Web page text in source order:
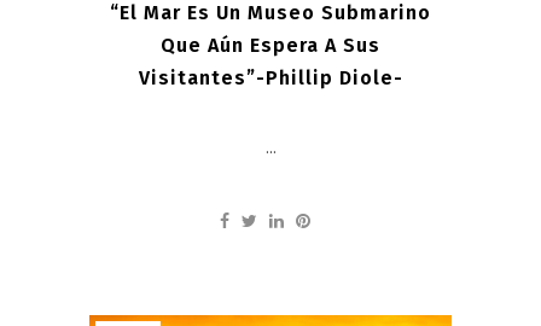
“El Mar Es Un Museo Submarino
Que Aún Espera A Sus
Visitantes”-Phillip Diole-
...